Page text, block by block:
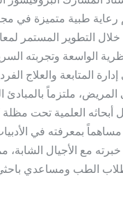
رعاية طبية متميزة في
التطوير المستمر
الواسعة وتجربته
إدارة المتابعة والعلاج
ملتزماً بالمبادئ
أبحاثه العلمية تحت
بمعرفته في
مع الأجيال الشابة،
الطب ومساعدي